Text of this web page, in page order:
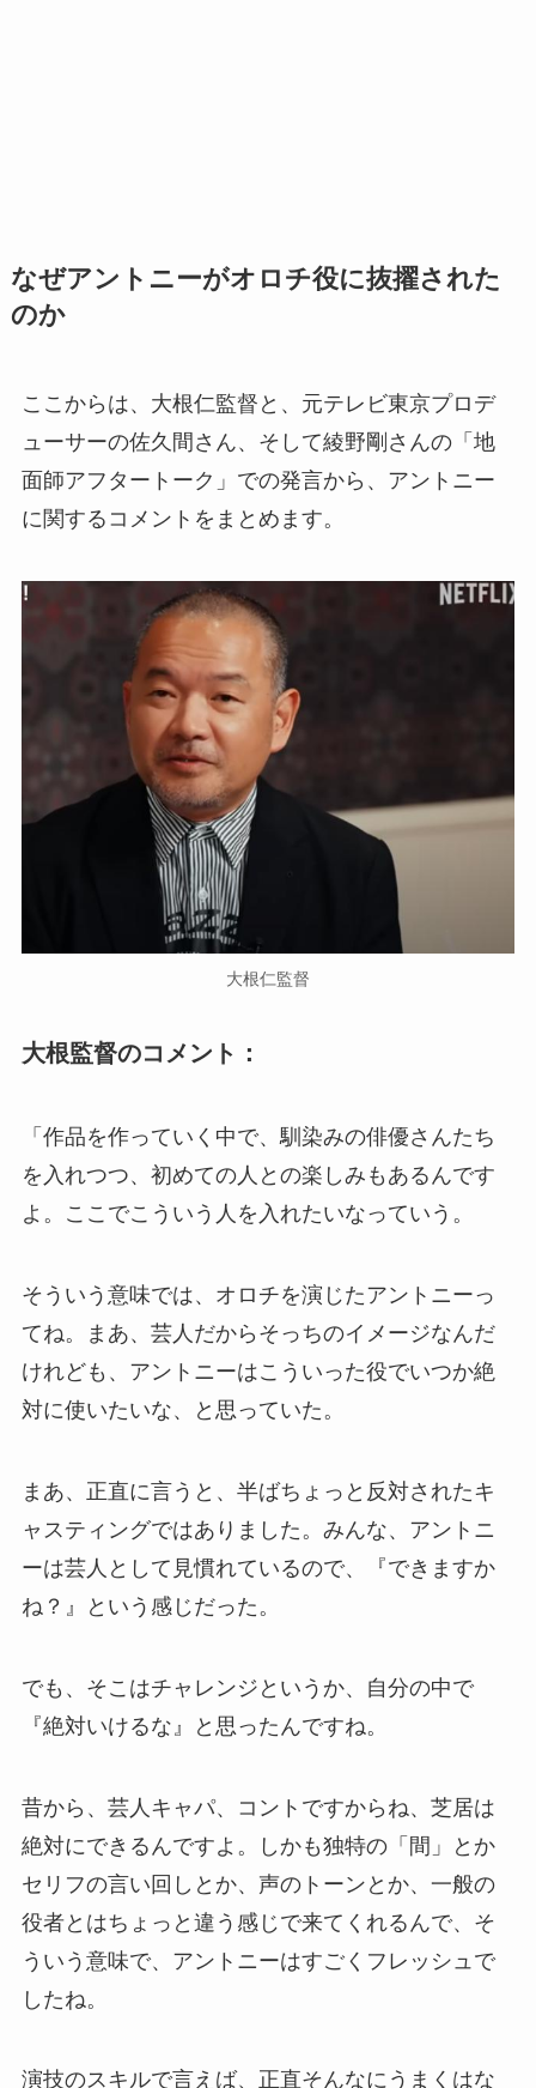
なぜアントニーがオロチ役に抜擢された
のか
ここからは、大根仁監督と、元テレビ東京プロデ
ューサーの佐久間さん、そして綾野剛さんの「地
面師アフタートーク」での発言から、アントニー
に関するコメントをまとめます。
大根仁監督
大根監督のコメント：
「作品を作っていく中で、馴染みの俳優さんたち
を入れつつ、初めての人との楽しみもあるんです
よ。ここでこういう人を入れたいなっていう。
そういう意味では、オロチを演じたアントニーっ
てね。まあ、芸人だからそっちのイメージなんだ
けれども、アントニーはこういった役でいつか絶
対に使いたいな、と思っていた。
まあ、正直に言うと、半ばちょっと反対されたキ
ャスティングではありました。みんな、アントニ
ーは芸人として見慣れているので、『できますか
ね？』という感じだった。
でも、そこはチャレンジというか、自分の中で
『絶対いけるな』と思ったんですね。
昔から、芸人キャパ、コントですからね、芝居は
絶対にできるんですよ。しかも独特の「間」とか
セリフの言い回しとか、声のトーンとか、一般の
役者とはちょっと違う感じで来てくれるんで、そ
ういう意味で、アントニーはすごくフレッシュで
したね。
演技のスキルで言えば、正直そんなにうまくはな